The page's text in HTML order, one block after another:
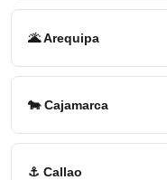
🌋 Arequipa
🐄 Cajamarca
⚓ Callao